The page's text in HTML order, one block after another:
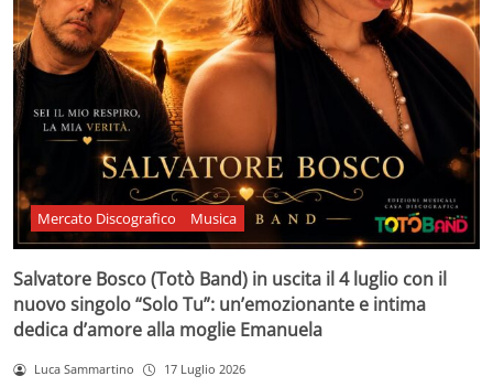
Mercato Discografico Musica
Salvatore Bosco (Totò Band) in uscita il 4 luglio con il
nuovo singolo “Solo Tu”: un’emozionante e intima
dedica d’amore alla moglie Emanuela
Luca Sammartino 17 Luglio 2026